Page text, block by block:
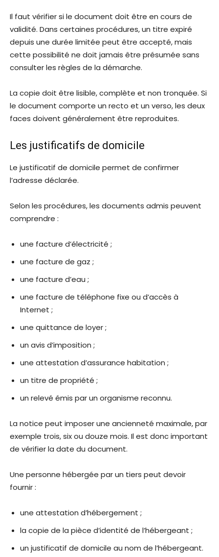
Il faut vérifier si le document doit être en cours de
validité. Dans certaines procédures, un titre expiré
depuis une durée limitée peut être accepté, mais
cette possibilité ne doit jamais être présumée sans
consulter les règles de la démarche.
La copie doit être lisible, complète et non tronquée. Si
le document comporte un recto et un verso, les deux
faces doivent généralement être reproduites.
Les justificatifs de domicile
Le justificatif de domicile permet de confirmer
l’adresse déclarée.
Selon les procédures, les documents admis peuvent
comprendre :
une facture d’électricité ;
une facture de gaz ;
une facture d’eau ;
une facture de téléphone fixe ou d’accès à
Internet ;
une quittance de loyer ;
un avis d’imposition ;
une attestation d’assurance habitation ;
un titre de propriété ;
un relevé émis par un organisme reconnu.
La notice peut imposer une ancienneté maximale, par
exemple trois, six ou douze mois. Il est donc important
de vérifier la date du document.
Une personne hébergée par un tiers peut devoir
fournir :
une attestation d’hébergement ;
la copie de la pièce d’identité de l’hébergeant ;
un justificatif de domicile au nom de l’hébergeant.